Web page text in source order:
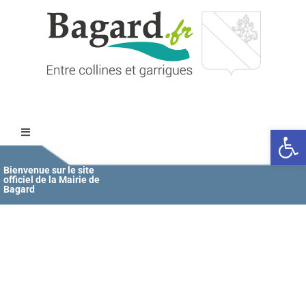
Ouvrir
Toggle
Navigation
Accueil
Bienvenue sur le site
officiel de la Mairie de
Bagard